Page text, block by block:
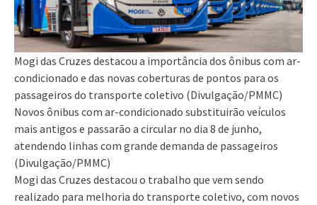
Mogi das Cruzes destacou a importância dos ônibus com ar-
condicionado e das novas coberturas de pontos para os
passageiros do transporte coletivo (Divulgação/PMMC)
Novos ônibus com ar-condicionado substituirão veículos
mais antigos e passarão a circular no dia 8 de junho,
atendendo linhas com grande demanda de passageiros
(Divulgação/PMMC)
Mogi das Cruzes destacou o trabalho que vem sendo
realizado para melhoria do transporte coletivo, com novos